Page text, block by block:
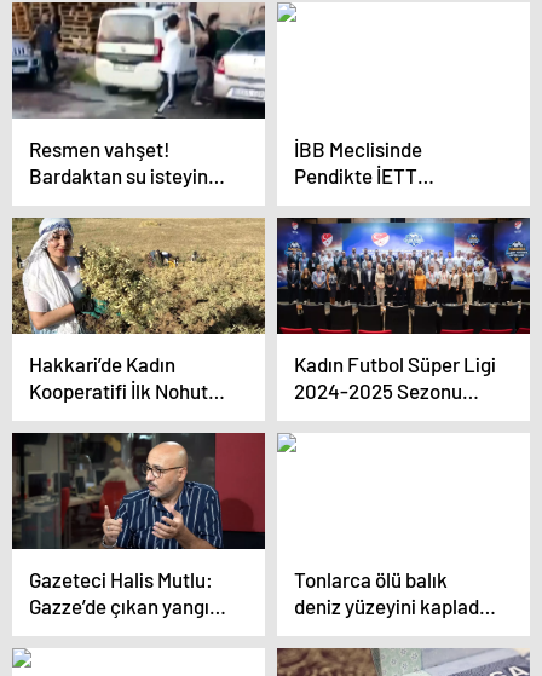
Resmen vahşet!
Bardaktan su isteyince
dövülerek öldürüldü
İBB Meclisinde
Pendikte İETT
otobüsünün çarptığı
binayla ilgili soru
önergesi verildi
Hakkari’de Kadın
Kooperatifi İlk Nohut
Hasadını
Gerçekleştirdi
Kadın Futbol Süper Ligi
2024-2025 Sezonu
Fikstür Çekimi Yapıldı
Gazeteci Halis Mutlu:
Gazze’de çıkan yangın
yarın kapımıza
dayanabilir
Tonlarca ölü balık
deniz yüzeyini kapladı,
OHAL ilan edildi